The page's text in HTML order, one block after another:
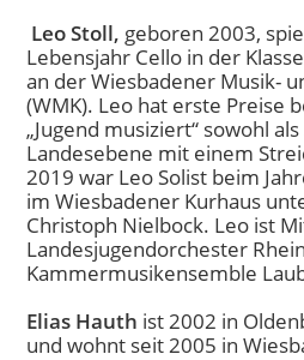
Leo Stoll, geboren 2003,
Lebensjahr Cello in der
an der Wiesbadener Musik-
(WMK). Leo hat erste Preise
„Jugend musiziert“ sowohl
Landesebene mit einem
2019 war Leo Solist beim
im Wiesbadener Kurhaus
Christoph Nielbock. Leo ist
Landesjugendorchester
Kammermusikensemble
Elias Hauth ist 2002 in
und wohnt seit 2005 in